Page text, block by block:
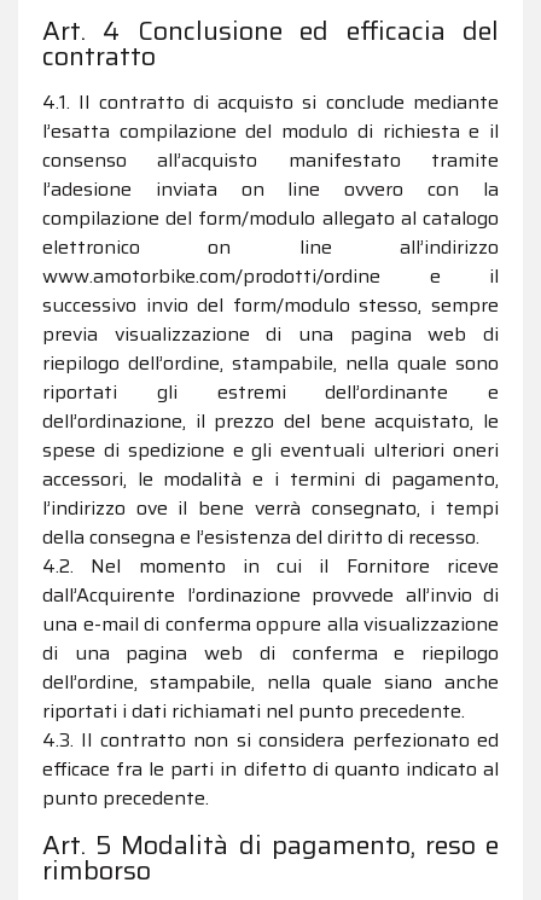
Art. 4 Conclusione ed efficacia del
contratto
4.1. Il contratto di acquisto si conclude mediante
l’esatta compilazione del modulo di richiesta e il
consenso all’acquisto manifestato tramite
l’adesione inviata on line ovvero con la
compilazione del form/modulo allegato al catalogo
elettronico on line all’indirizzo
www.amotorbike.com/prodotti/ordine e il
successivo invio del form/modulo stesso, sempre
previa visualizzazione di una pagina web di
riepilogo dell’ordine, stampabile, nella quale sono
riportati gli estremi dell’ordinante e
dell’ordinazione, il prezzo del bene acquistato, le
spese di spedizione e gli eventuali ulteriori oneri
accessori, le modalità e i termini di pagamento,
l’indirizzo ove il bene verrà consegnato, i tempi
della consegna e l’esistenza del diritto di recesso.
4.2. Nel momento in cui il Fornitore riceve
dall’Acquirente l’ordinazione provvede all’invio di
una e-mail di conferma oppure alla visualizzazione
di una pagina web di conferma e riepilogo
dell’ordine, stampabile, nella quale siano anche
riportati i dati richiamati nel punto precedente.
4.3. Il contratto non si considera perfezionato ed
efficace fra le parti in difetto di quanto indicato al
punto precedente.
Art. 5 Modalità di pagamento, reso e
rimborso